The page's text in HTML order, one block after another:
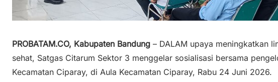
PROBATAM.CO, Kabupaten Bandung – DALAM upaya meningkatkan
sehat, Satgas Citarum Sektor 3 menggelar sosialisasi bersama
Kecamatan Ciparay, di Aula Kecamatan Ciparay, Rabu 24 Juni 2026.